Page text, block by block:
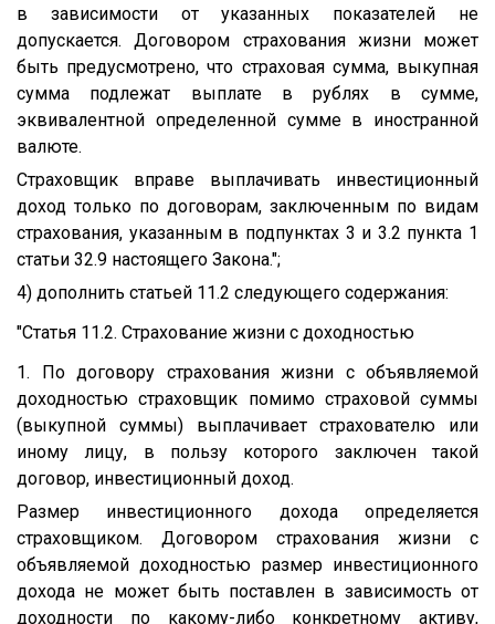
в зависимости от указанных показателей не
допускается. Договором страхования жизни может
быть предусмотрено, что страховая сумма, выкупная
сумма подлежат выплате в рублях в сумме,
эквивалентной определенной сумме в иностранной
валюте.
Страховщик вправе выплачивать инвестиционный
доход только по договорам, заключенным по видам
страхования, указанным в подпунктах 3 и 3.2 пункта 1
статьи 32.9 настоящего Закона.";
4) дополнить статьей 11.2 следующего содержания:
"Статья 11.2. Страхование жизни с доходностью
1. По договору страхования жизни с объявляемой
доходностью страховщик помимо страховой суммы
(выкупной суммы) выплачивает страхователю или
иному лицу, в пользу которого заключен такой
договор, инвестиционный доход.
Размер инвестиционного дохода определяется
страховщиком. Договором страхования жизни с
объявляемой доходностью размер инвестиционного
дохода не может быть поставлен в зависимость от
доходности по какому-либо конкретному активу,